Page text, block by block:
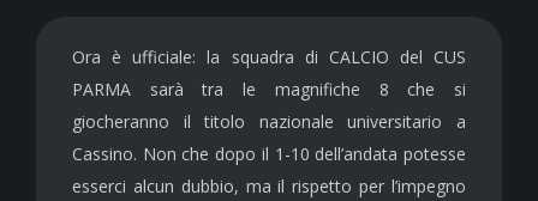
Ora è ufficiale: la squadra di CALCIO del CUS
PARMA sarà tra le magnifiche 8 che si
giocheranno il titolo nazionale universitario a
Cassino. Non che dopo il 1-10 dell’andata potesse
esserci alcun dubbio, ma il rispetto per l’impegno